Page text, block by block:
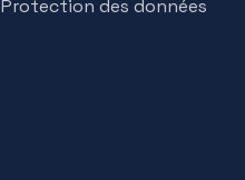
Protection des données